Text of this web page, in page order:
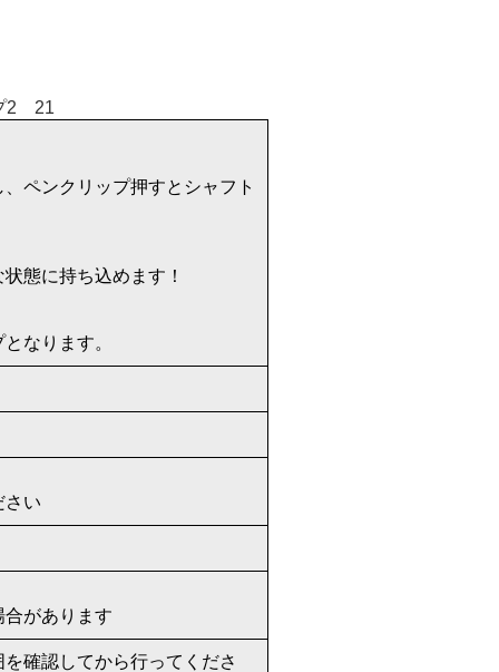
ペンクリップ押すとシャフト
態に持ち込めます！
なります。
さい
合があります
確認してから行ってくださ